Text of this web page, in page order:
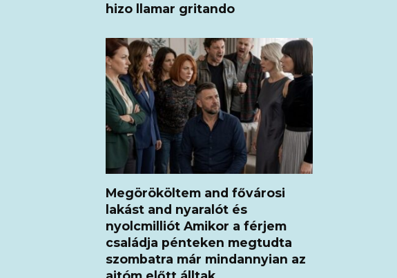
hizo llamar gritando
Megörököltem and fővárosi
lakást and nyaralót és
nyolcmilliót Amikor a férjem
családja pénteken megtudta
szombatra már mindannyian az